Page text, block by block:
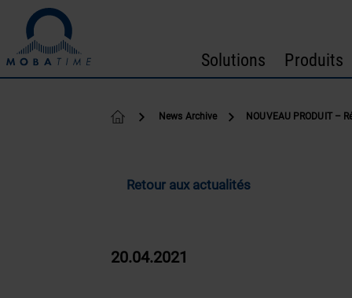
Passer au contenu
Solutions Produits
News Archive NOUVEAU PRODUIT –
Retour aux actualités
20.04.2021